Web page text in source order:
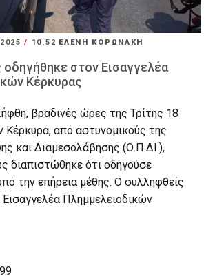
2025/ 10:52 ΕΛΕΝΗ ΚΟΡΩΝΑΚΗ
στον Εισαγγελέα
Κέρκυρας
βραδινές ώρες της Τρίτης 18
Κέρκυρα, από αστυνομικούς της
και Διαμεσολάβησης (Ο.Π.ΔΙ.),
διαπιστώθηκε ότι οδηγούσε
την επήρεια μέθης. Ο συλληφθείς
Πλημμελειοδικών